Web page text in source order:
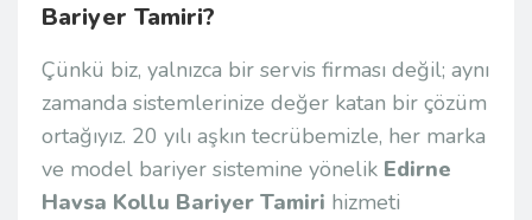
Bariyer Tamiri?
Çünkü biz, yalnızca bir servis firması değil; aynı
zamanda sistemlerinize değer katan bir çözüm
ortağıyız. 20 yılı aşkın tecrübemizle, her marka
ve model bariyer sistemine yönelik Edirne
Havsa Kollu Bariyer Tamiri hizmeti